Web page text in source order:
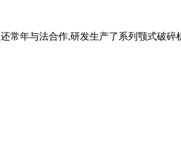
常年与法合作,研发生产了系列颚式破碎